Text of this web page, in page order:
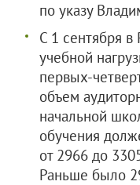
по указу
С 1 сентября в
учебной
первых-
объем
начальной
обучения
от 2966 до
Раньше было